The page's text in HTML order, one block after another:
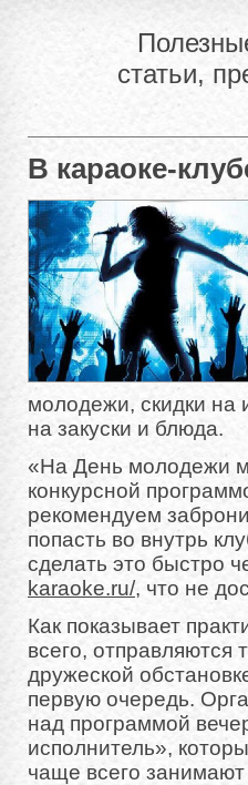
статьи,
В караоке-
молодежи, скидки на
на закуски и блюда.
«На День молодежи
конкурсной
рекомендуем
попасть во внутрь
сделать это быстро
karaoke.ru/, что не
Как показывает
всего, отправляются
дружеской
первую очередь.
над программой
исполнитель»,
чаще всего